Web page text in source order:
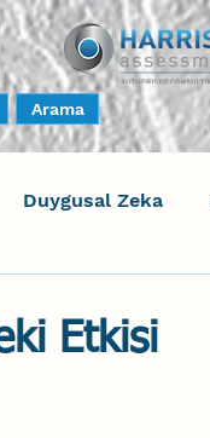
Arama
Duygusal Zeka
Etkisi